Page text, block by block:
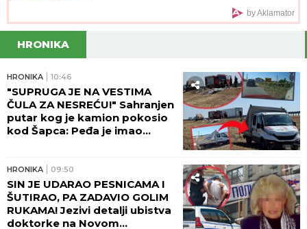
by Aklamator
HRONIKA
HRONIKA 10:46
"SUPRUGA JE NA VESTIMA
ČULA ZA NESREĆU!" Sahranjen
putar kog je kamion pokosio
kod Šapca: Peđa je imao
HRONIKA 09:50
SIN JE UDARAO PESNICAMA I
ŠUTIRAO, PA ZADAVIO GOLIM
RUKAMA! Jezivi detalji ubistva
doktorke na Novom